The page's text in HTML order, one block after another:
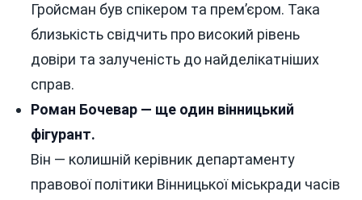
Гройсман був спікером та прем’єром. Така
близькість свідчить про високий рівень
довіри та залученість до найделікатніших
справ.
Роман Бочевар — ще один вінницький
фігурант.
Він — колишній керівник департаменту
правової політики Вінницької міськради часів